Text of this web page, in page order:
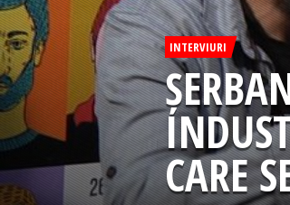
INTERVIURI
CARE